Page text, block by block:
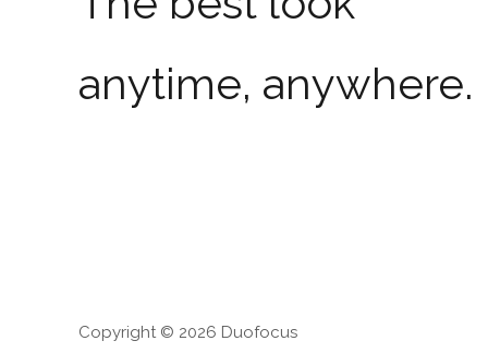
anytime, anywhere.
Copyright © 2026 Duofocus